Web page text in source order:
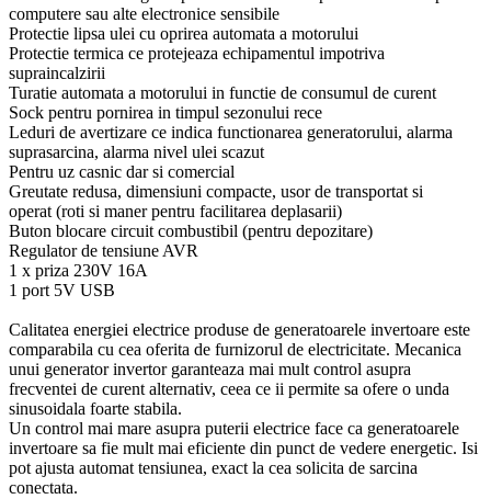
computere sau alte electronice sensibile
Protectie lipsa ulei cu oprirea automata a motorului
Protectie termica ce protejeaza echipamentul impotriva
supraincalzirii
Turatie automata a motorului in functie de consumul de curent
Sock pentru pornirea in timpul sezonului rece
Leduri de avertizare ce indica functionarea generatorului, alarma
suprasarcina, alarma nivel ulei scazut
Pentru uz casnic dar si comercial
Greutate redusa, dimensiuni compacte, usor de transportat si
operat (roti si maner pentru facilitarea deplasarii)
Buton blocare circuit combustibil (pentru depozitare)
Regulator de tensiune AVR
1 x priza 230V 16A
1 port 5V USB
Calitatea energiei electrice produse de generatoarele invertoare este
comparabila cu cea oferita de furnizorul de electricitate. Mecanica
unui generator invertor garanteaza mai mult control asupra
frecventei de curent alternativ, ceea ce ii permite sa ofere o unda
sinusoidala foarte stabila.
Un control mai mare asupra puterii electrice face ca generatoarele
invertoare sa fie mult mai eficiente din punct de vedere energetic. Isi
pot ajusta automat tensiunea, exact la cea solicita de sarcina
conectata.